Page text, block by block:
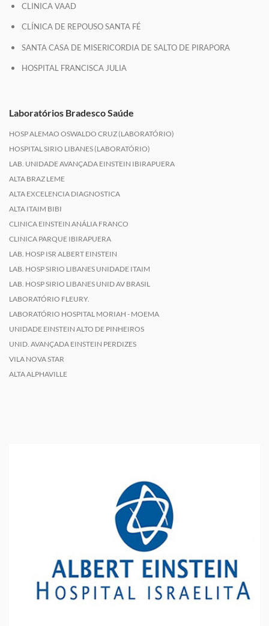
CLINICA VAAD
CLÍNICA DE REPOUSO SANTA FÉ
SANTA CASA DE MISERICORDIA DE SALTO DE PIRAPORA
HOSPITAL FRANCISCA JULIA
Laboratórios Bradesco Saúde
HOSP ALEMAO OSWALDO CRUZ (LABORATÓRIO)
HOSPITAL SIRIO LIBANES (LABORATÓRIO)
LAB. UNIDADE AVANÇADA EINSTEIN IBIRAPUERA
ALTA BRAZ LEME
ALTA EXCELENCIA DIAGNOSTICA
ALTA ITAIM BIBI
CLINICA EINSTEIN ANÁLIA FRANCO
CLINICA PARQUE IBIRAPUERA
LAB. HOSP ISR ALBERT EINSTEIN
LAB. HOSP SIRIO LIBANES UNIDADE ITAIM
LAB. HOSP SIRIO LIBANES UNID AV BRASIL
LABORATÓRIO FLEURY.
LABORATÓRIO HOSPITAL MORIAH - MOEMA
UNIDADE EINSTEIN ALTO DE PINHEIROS
UNID. AVANÇADA EINSTEIN PERDIZES
VILA NOVA STAR
ALTA ALPHAVILLE